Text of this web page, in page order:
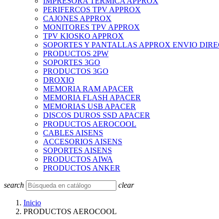
PERIFERCOS TPV APPROX
CAJONES APPROX
MONITORES TPV APPROX
TPV KIOSKO APPROX
SOPORTES Y PANTALLAS APPROX ENVIO
PRODUCTOS 2PW
SOPORTES 3GO
PRODUCTOS 3GO
DROXIO
MEMORIA RAM APACER
MEMORIA FLASH APACER
MEMORIAS USB APACER
DISCOS DUROS SSD APACER
PRODUCTOS AEROCOOL
CABLES AISENS
ACCESORIOS AISENS
SOPORTES AISENS
PRODUCTOS AIWA
PRODUCTOS ANKER
search clear
Inicio
PRODUCTOS AEROCOOL